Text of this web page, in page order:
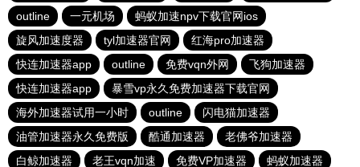
outline
一元机场
蚂蚁加速npv下载官网ios
旋风加速度器
tyl加速器官网
红海pro加速器
快连加速器app
outline 免费vqn外网
飞狗加速器
快连加速器app
暴雪vp永久免费加速器下载官网
海外加速器试用一小时
outline
闪电猫加速器
油管加速器永久免费版
酷通加速器
老佛爷加速器
白鲸加速器
老王vqn加速 免费VP加速器 蚂蚁加速器